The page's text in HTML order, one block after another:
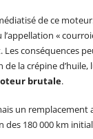
de ce
l’appellation «
conséquences
la crépine
brutale.
un remplacement
des 180 000 km